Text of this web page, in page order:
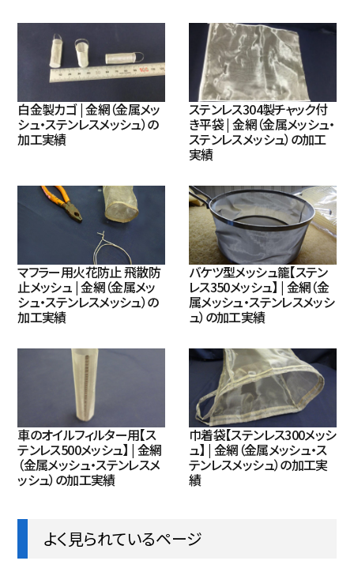
白金製カゴ | 金網（金属メッ
シュ・ステンレスメッシュ）の
加工実績
ステンレス304製チャック付
き平袋 | 金網（金属メッシュ・
ステンレスメッシュ）の加工
実績
マフラー用火花防止 飛散防
止メッシュ | 金網（金属メッ
シュ・ステンレスメッシュ）の
加工実績
バケツ型メッシュ籠【ステン
レス350メッシュ】 | 金網（金
属メッシュ・ステンレスメッシ
ュ）の加工実績
車のオイルフィルター用【ス
テンレス500メッシュ】 | 金網
（金属メッシュ・ステンレスメ
ッシュ）の加工実績
巾着袋【ステンレス300メッシ
ュ】 | 金網（金属メッシュ・ス
テンレスメッシュ）の加工実
績
よく見られているページ